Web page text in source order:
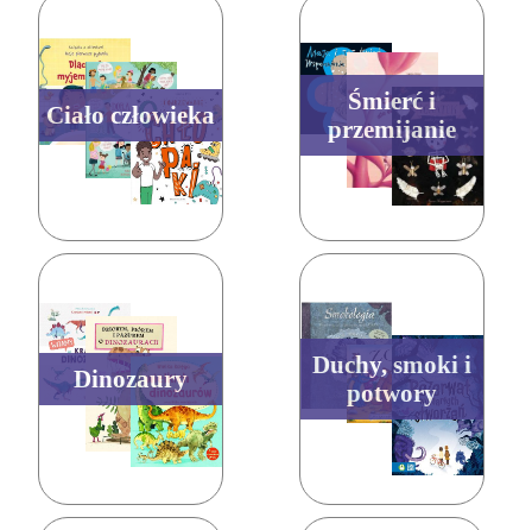
Ciało człowieka
Śmierć i
przemijanie
Dinozaury
Duchy, smoki i
potwory